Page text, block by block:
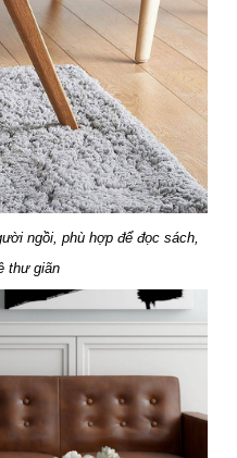
ngồi, phù hợp để đọc sách,
thư giãn